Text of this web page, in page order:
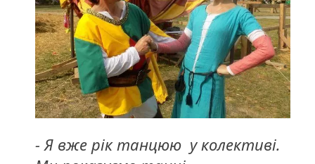
- Я вже рік танцюю у колективі.